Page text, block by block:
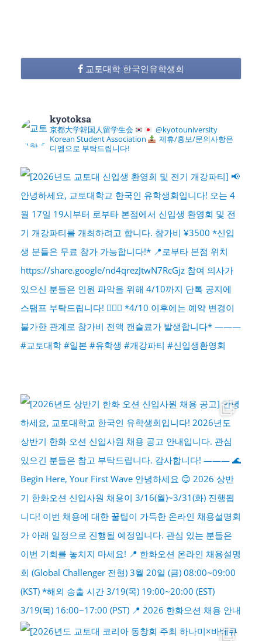
교토대학 한국인유학생회
kyotoksa
京都大学韓国人留学生会
@kyotouniversity
Korean Student Association
제휴/홍보/문의사항은
디엠으로 부탁드립니다!